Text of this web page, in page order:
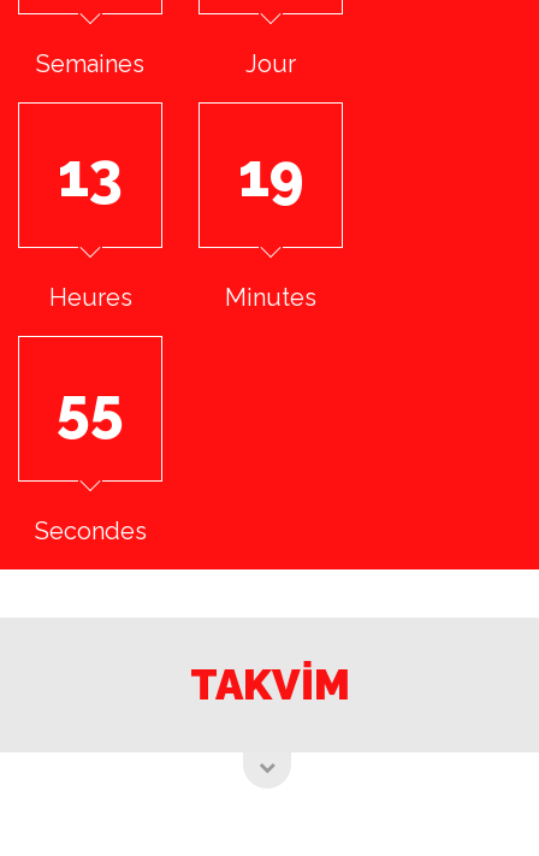
Semaines Jour
13
Heures
19
Minutes
54
Secondes
TAKVİM